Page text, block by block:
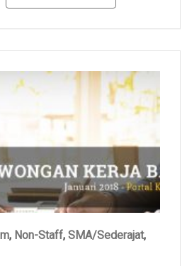
furniture panel yang
, Non-Staff, SMA/Sederajat,